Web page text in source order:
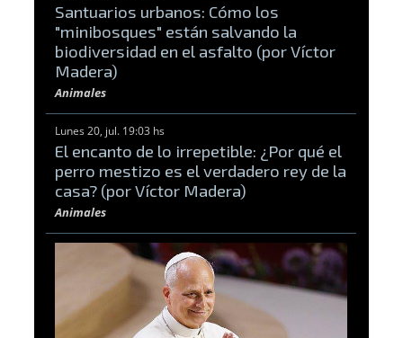
Santuarios urbanos: Cómo los
"minibosques" están salvando la
biodiversidad en el asfalto (por Víctor
Madera)
Animales
Lunes 20, jul. 19:03 hs
El encanto de lo irrepetible: ¿Por qué el
perro mestizo es el verdadero rey de la
casa? (por Víctor Madera)
Animales